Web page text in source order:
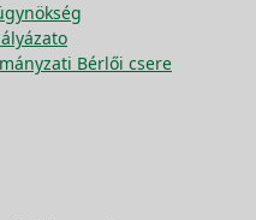
Bérlői csere